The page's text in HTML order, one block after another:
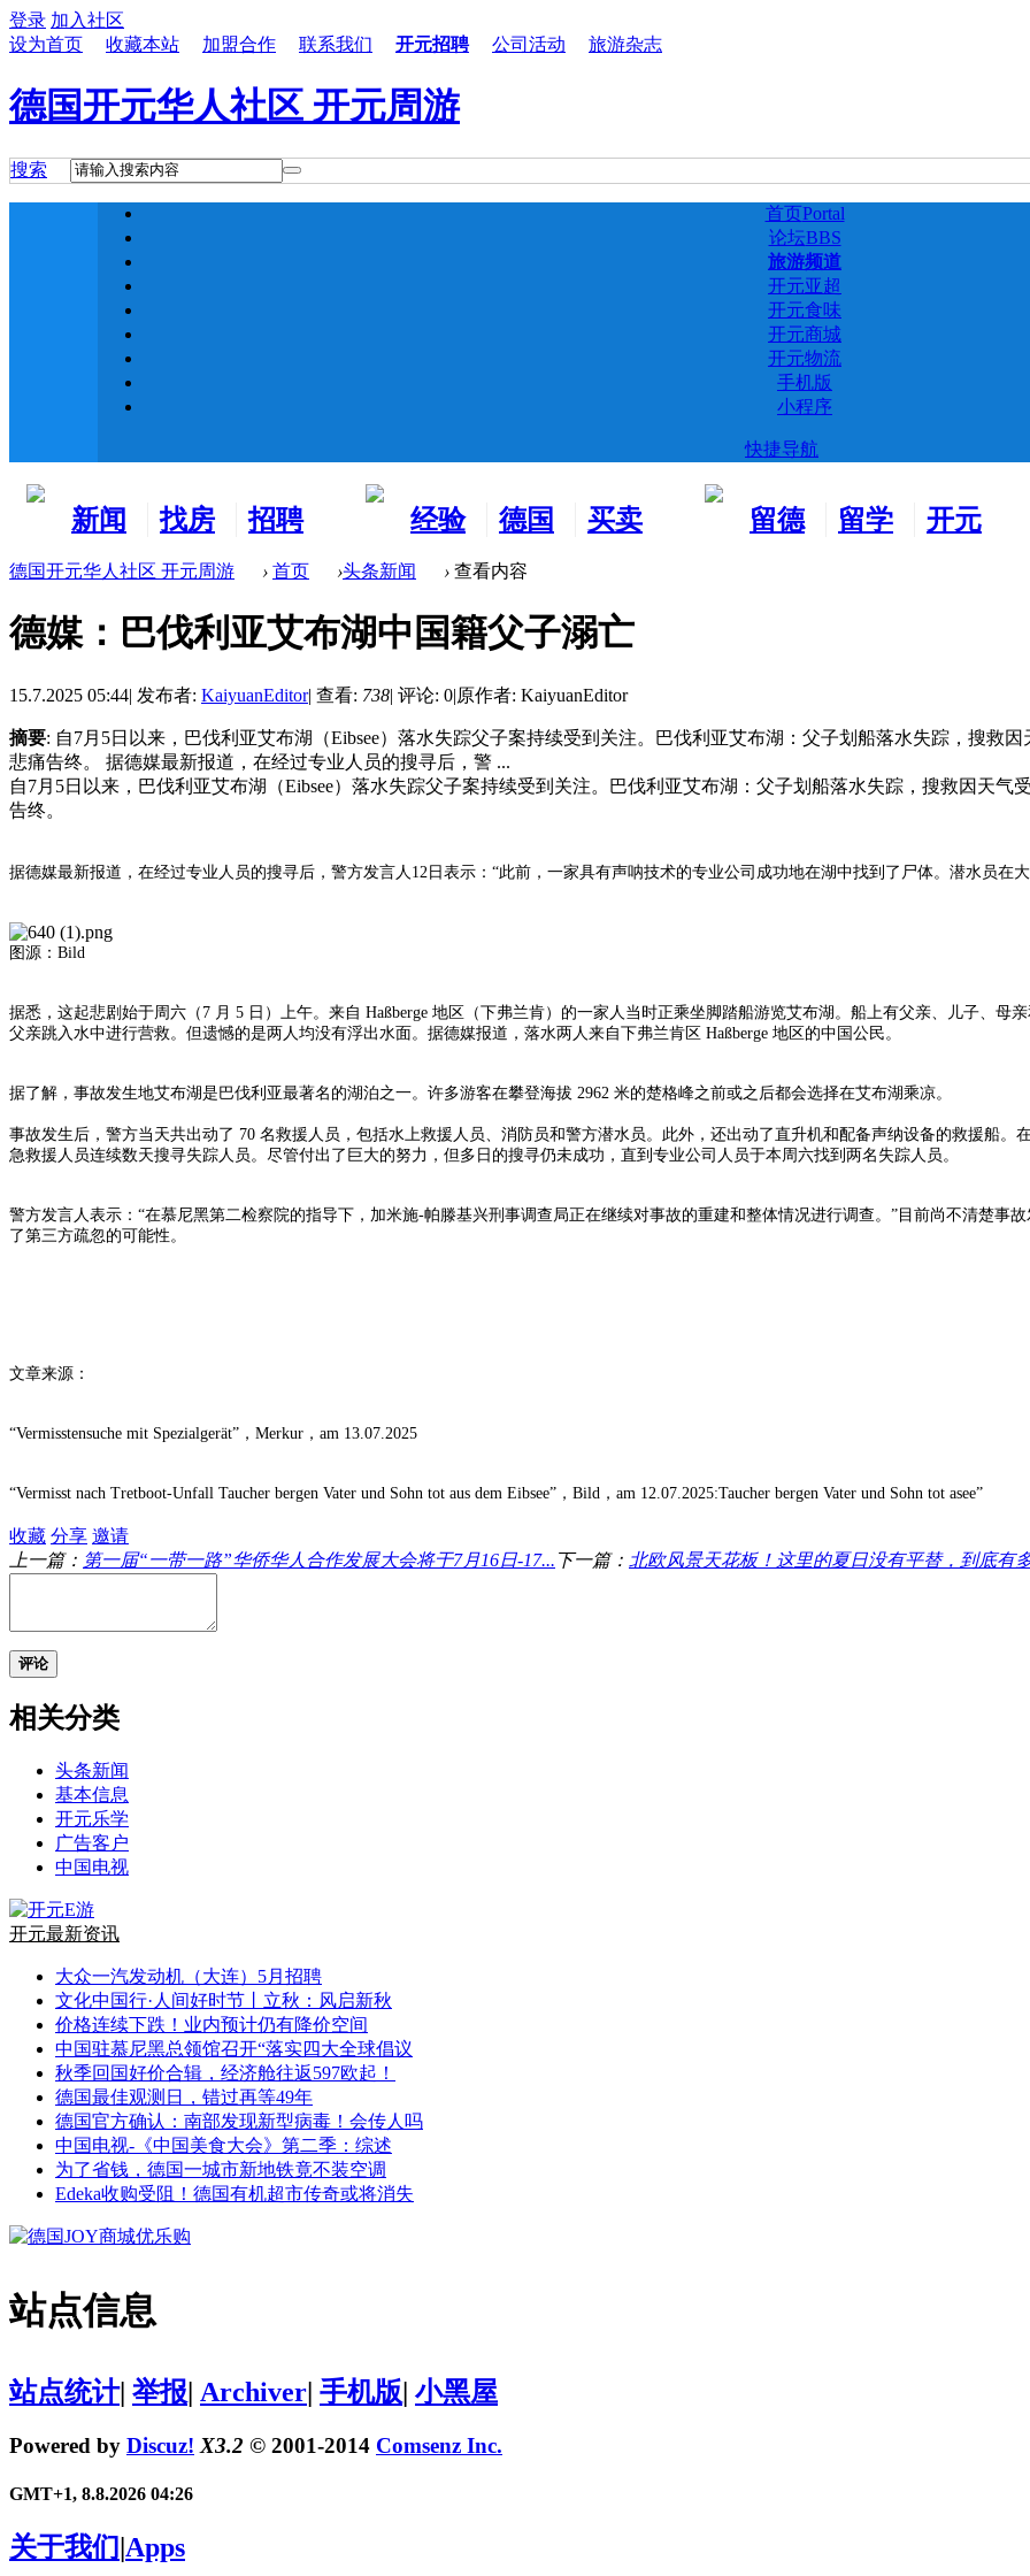
登录 加入社区
设为首页
收藏本站 加盟合作 联系我们 开元招聘 公司活动 旅游杂志
德国开元华人社区 开元周游
搜索
首页Portal
论坛BBS
旅游频道
开元亚超
开元食味
开元商城
开元物流
手机版
小程序
快捷导航
新闻
找房
招聘
经验
分享
德国
生活
买卖
留德
留学
开元
德国开元华人社区 开元周游 › 首页 ›头条新闻 › 查看内容
德媒：巴伐利亚艾布湖中国籍父子溺亡
15.7.2025 05:44| 发布者: KaiyuanEditor| 查看: 738| 评论: 0|原作者: KaiyuanEditor
摘要: 自7月5日以来，巴伐利亚艾布湖（Eibsee）落水失踪父子案持续受到关注。巴伐利亚艾布湖：父子划船落水失踪，搜救
悲痛告终。 据德媒最新报道，在经过专业人员的搜寻后，警 ...
自7月5日以来，巴伐利亚艾布湖（Eibsee）落水失踪父子案持续受到关注。巴伐利亚艾布湖：父子划船落水失踪，搜救因天气
告终。
据德媒最新报道，在经过专业人员的搜寻后，警方发言人12日表示：“此前，一家具有声呐技术的专业公司成功地在湖中找到了尸体。潜水员在
图源：Bild
据悉，这起悲剧始于周六（7 月 5 日）上午。来自 Haßberge 地区（下弗兰肯）的一家人当时正乘坐脚踏船游览艾布湖。船上有父亲、儿子、母
父亲跳入水中进行营救。但遗憾的是两人均没有浮出水面。据德媒报道，落水两人来自下弗兰肯区 Haßberge 地区的中国公民。
据了解，事故发生地艾布湖是巴伐利亚最著名的湖泊之一。许多游客在攀登海拔 2962 米的楚格峰之前或之后都会选择在艾布湖乘凉。
事故发生后，警方当天共出动了 70 名救援人员，包括水上救援人员、消防员和警方潜水员。此外，还出动了直升机和配备声纳设备的救援船。
急救援人员连续数天搜寻失踪人员。尽管付出了巨大的努力，但多日的搜寻仍未成功，直到专业公司人员于本周六找到两名失踪人员。
警方发言人表示：“在慕尼黑第二检察院的指导下，加米施-帕滕基兴刑事调查局正在继续对事故的重建和整体情况进行调查。”目前尚不清楚事
了第三方疏忽的可能性。
文章来源：
“Vermisstensuche mit Spezialgerät”，Merkur，am 13.07.2025
“Vermisst nach Tretboot-Unfall Taucher bergen Vater und Sohn tot aus dem Eibsee”，Bild，am 12.07.2025:Taucher bergen Vater und Sohn tot asee”
收藏 分享 邀请
上一篇： 第一届“一带一路”华侨华人合作发展大会将于7月16日-17... 下一篇： 北欧风景天花板！这里的夏日没有平替，到底有
评论
相关分类
头条新闻
基本信息
开元乐学
广告客户
中国电视
开元最新资讯
大众一汽发动机（大连）5月招聘
文化中国行·人间好时节丨立秋：风启新秋
价格连续下跌！业内预计仍有降价空间
中国驻慕尼黑总领馆召开“落实四大全球倡议
秋季回国好价合辑，经济舱往返597欧起！
德国最佳观测日，错过再等49年
德国官方确认：南部发现新型病毒！会传人吗
中国电视-《中国美食大会》第二季：综述
为了省钱，德国一城市新地铁竟不装空调
Edeka收购受阻！德国有机超市传奇或将消失
站点信息
站点统计| 举报 Archiver 手机版 小黑屋
Powered by Discuz! X3.2 © 2001-2014 Comsenz Inc.
GMT+1, 8.8.2026 04:26
关于我们|Apps